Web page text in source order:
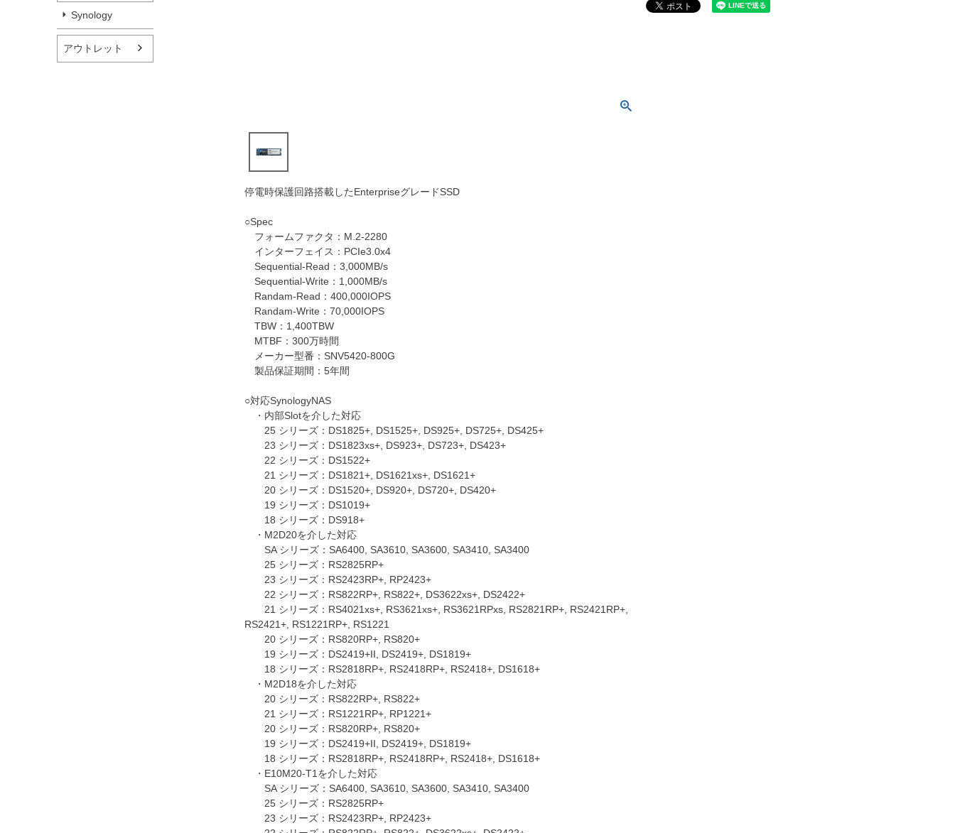
Synology
アウトレット
停電時保護回路搭載したEnterpriseグレードSSD
○Spec
フォームファクタ：M.2-2280
インターフェイス：PCIe3.0x4
Sequential-Read：3,000MB/s
Sequential-Write：1,000MB/s
Randam-Read：400,000IOPS
Randam-Write：70,000IOPS
TBW：1,400TBW
MTBF：300万時間
メーカー型番：SNV5420-800G
製品保証期間：5年間
○対応SynologyNAS
・内部Slotを介した対応
25 シリーズ：DS1825+, DS1525+, DS925+, DS725+, DS425+
23 シリーズ：DS1823xs+, DS923+, DS723+, DS423+
22 シリーズ：DS1522+
21 シリーズ：DS1821+, DS1621xs+, DS1621+
20 シリーズ：DS1520+, DS920+, DS720+, DS420+
19 シリーズ：DS1019+
18 シリーズ：DS918+
・M2D20を介した対応
SA シリーズ：SA6400, SA3610, SA3600, SA3410, SA3400
25 シリーズ：RS2825RP+
23 シリーズ：RS2423RP+, RP2423+
22 シリーズ：RS822RP+, RS822+, DS3622xs+, DS2422+
21 シリーズ：RS4021xs+, RS3621xs+, RS3621RPxs, RS2821RP+, RS2421RP+,
RS2421+, RS1221RP+, RS1221
20 シリーズ：RS820RP+, RS820+
19 シリーズ：DS2419+II, DS2419+, DS1819+
18 シリーズ：RS2818RP+, RS2418RP+, RS2418+, DS1618+
・M2D18を介した対応
20 シリーズ：RS822RP+, RS822+
21 シリーズ：RS1221RP+, RP1221+
20 シリーズ：RS820RP+, RS820+
19 シリーズ：DS2419+II, DS2419+, DS1819+
18 シリーズ：RS2818RP+, RS2418RP+, RS2418+, DS1618+
・E10M20-T1を介した対応
SA シリーズ：SA6400, SA3610, SA3600, SA3410, SA3400
25 シリーズ：RS2825RP+
23 シリーズ：RS2423RP+, RP2423+